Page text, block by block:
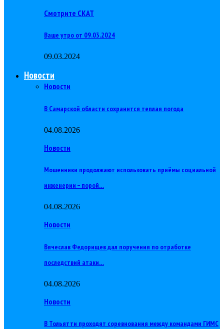
Смотрите СКАТ
Ваше утро от 09.03.2024
09.03.2024
Новости
Новости
В Самарской области сохранится теплая погода
04.08.2026
Новости
Мошенники продолжают использовать приёмы социальной
инженерии – порой…
04.08.2026
Новости
Вячеслав Федорищев дал поручения по отработке
последствий атаки…
04.08.2026
Новости
В Тольятти проходят соревнования между командами ГИМС